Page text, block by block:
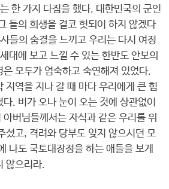
한 가지 다짐을 했다. 대한민국의 군인
들의 희생을 결코 헛되이 하지 않겠다
들의 숨결을 느끼고 우리는 다시 여정
대에 보고 느낄 수 있는 한반도 안보의
모두가 엄숙하고 숙연해져 있었다.
지역을 지나 갈 때 마다 우리에게 큰 힘
. 비가 오나 눈이 오는 것에 상관없이
버님들께서는 자식과 같은 우리를 위
셨고, 격려와 당부도 잊지 않으시던 모
나도 국토대장정을 하는 애들을 보게
않으리라.